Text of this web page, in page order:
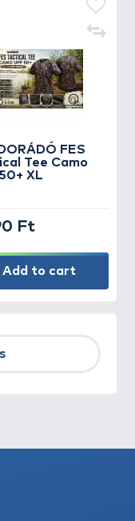
FES
Tee Camo
XL
Ft
Add to cart